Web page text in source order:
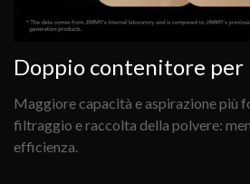
Doppio contenitore per
Maggiore capacità e aspirazione più
filtraggio e raccolta della polvere:
efficienza.